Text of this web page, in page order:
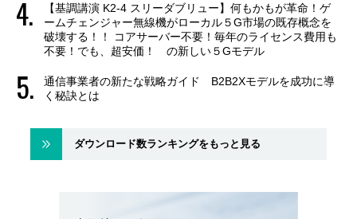
【基調講演 K2-4 スリーダブリュー】何もかもが革命！ゲ
ームチェンジャー無線機がローカル５G市場の既存概念を
破壊する！！ コアサーバー不要！毎年のライセンス費用も
不要！でも、超安価！ の新しい５Gモデル
通信事業者の新たな戦略ガイド B2B2Xモデルを成功に導
く秘訣とは
ダウンロード数ランキングをもっと見る